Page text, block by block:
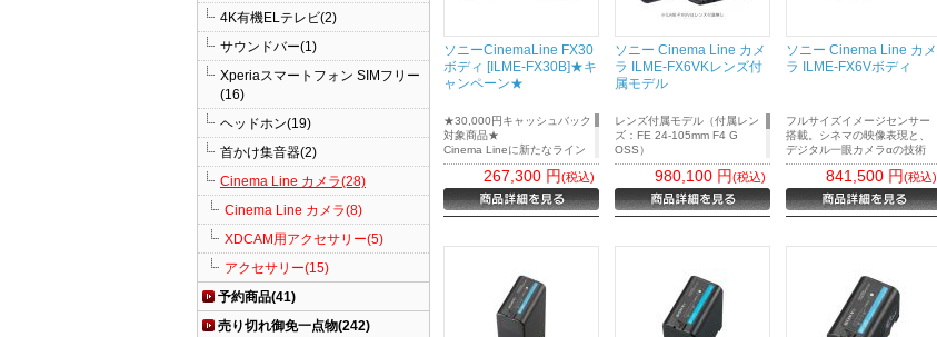
4K有機ELテレビ(2)
サウンドバー(1)
Xperiaスマートフォン SIMフリー
(16)
ヘッドホン(19)
首かけ集音器(2)
Cinema Line カメラ(28)
Cinema Line カメラ(8)
XDCAM用アクセサリー(5)
アクセサリー(15)
予約商品(41)
売り切れ御免一点物(242)
ソニーCinemaLine FX30
ボディ [ILME-FX30B]★キ
ャンペーン★
★30,000円キャッシュバック
対象商品★
Cinema Lineに新たなライン
アップ「FX30」が登場
新開発センサー搭載のSuper
35mmフォーマットCinema
Line カメラ。映像世界を、切
267,300 円(税込)
ソニー Cinema Line カメ
ラ ILME-FX6VKレンズ付
属モデル
レンズ付属モデル（付属レン
ズ：FE 24-105mm F4 G
OSS）
フルサイズイメージセンサー
搭載。シネマの映像表現と、
デジタル一眼カメラαの技術
を融合したコンパクトな映像
980,100 円(税込)
ソニー Cinema Line カメ
ラ ILME-FX6Vボディ
フルサイズイメージセンサー
搭載。シネマの映像表現と、
デジタル一眼カメラαの技術
を融合した
コンパクトな映像制作用カメ
ラ
ズラインアップ
済・発売前商品を含む。APS-
Cフォーマット対応レンズ20
841,500 円(税込)